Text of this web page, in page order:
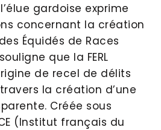
gardoise exprime
concernant la création
Équidés de Races
que la FERL
de recel de délits
la création d’une
Créée sous
(Institut français du